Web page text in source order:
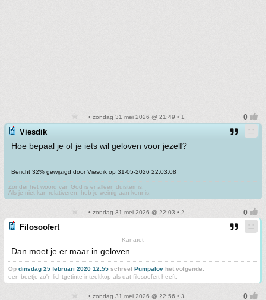
• zondag 31 mei 2026 @ 21:49 • 1
Viesdik
Hoe bepaal je of je iets wil geloven voor jezelf?
Bericht 32% gewijzigd door Viesdik op 31-05-2026 22:03:08
Zonder het woord van God is er alleen duisternis.
Als je niet kan relativeren, heb je weinig aan kennis.
• zondag 31 mei 2026 @ 22:03 • 2
Filosoofert
Kanaïet
Dan moet je er maar in geloven
Op dinsdag 25 februari 2020 12:55 schreefPumpalov het volgende:
een beetje zo'n lichtgetinte inteeltkop als dat filosoofert heeft.
• zondag 31 mei 2026 @ 22:56 • 3